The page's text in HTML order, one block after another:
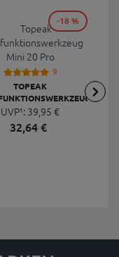
9
TOPEAK
MINI 20 PRO
UVP¹: 39,95 €
32,64€
-18 %